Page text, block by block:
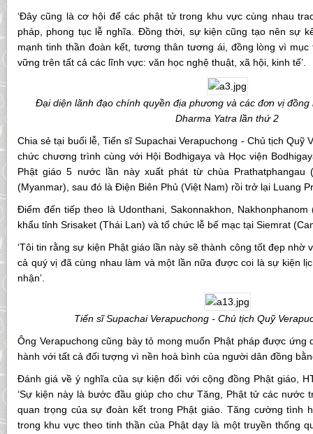
‘Đây cũng là cơ hội để các phật tử trong khu vực cùng nhau
pháp, phong tục lễ nghĩa. Đồng thời, sự kiện cũng tạo nên sự
mạnh tinh thần đoàn kết, tương thân tương ái, đồng lòng vì
vững trên tất cả các lĩnh vực: văn học nghệ thuật, xã hội, kinh tế’.
Đại diện lãnh đạo chính quyền địa phương và các đơn vị
Dharma Yatra lần thứ 2
Chia sẻ tại buổi lễ, Tiến sĩ Supachai Verapuchong - Chủ tịch Quỹ
chức chương trình cùng với Hội Bodhigaya và Học viện
Phật giáo 5 nước lần này xuất phát từ chùa Prathatphangau
(Myanmar), sau đó là Điện Biên Phủ (Việt Nam) rồi trở lại Luang
Điểm đến tiếp theo là Udonthani, Sakonnakhon,
khẩu tỉnh Srisaket (Thái Lan) và tổ chức lễ bế mạc tại Siemrat
‘Tôi tin rằng sự kiện Phật giáo lần này sẽ thành công tốt đẹp nhờ
cả quý vị đã cùng nhau làm và một lần nữa được coi là sự kiện
nhận’.
Tiến sĩ Supachai Verapuchong - Chủ tịch Quỹ
Ông Verapuchong cũng bày tỏ mong muốn Phật pháp được ứng
hành với tất cả đối tượng vì nền hoà bình của người dân đồng
Đánh giá về ý nghĩa của sự kiện đối với cộng đồng Phật giáo,
‘Sự kiện này là bước đầu giúp cho chư Tăng, Phật tử các nước
quan trọng của sự đoàn kết trong Phật giáo. Tăng cường tình
trong khu vực theo tinh thần của Phật dạy là một truyền thống